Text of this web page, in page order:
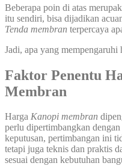
Beberapa poin di atas
itu sendiri, bisa dijadikan
Tenda membran terpercaya
Jadi, apa yang mempengaruhi
Faktor Penentu
Membran
Harga Kanopi membran
perlu dipertimbangkan
keputusan, pertimbangan ini
tetapi juga teknis dan praktis
sesuai dengan kebutuhan